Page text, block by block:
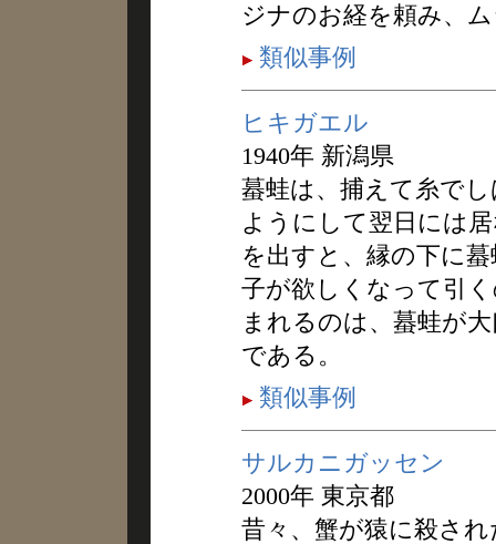
ジナのお経を頼み、
類似事例
ヒキガエル
1940年 新潟県
蟇蛙は、捕えて糸で
ようにして翌日には
を出すと、縁の下に
子が欲しくなって引
まれるのは、蟇蛙が
である。
類似事例
サルカニガッセン
2000年 東京都
昔々、蟹が猿に殺さ